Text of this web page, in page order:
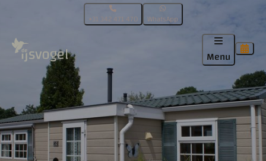
+31 342 471 470 WhatsApp
Menu